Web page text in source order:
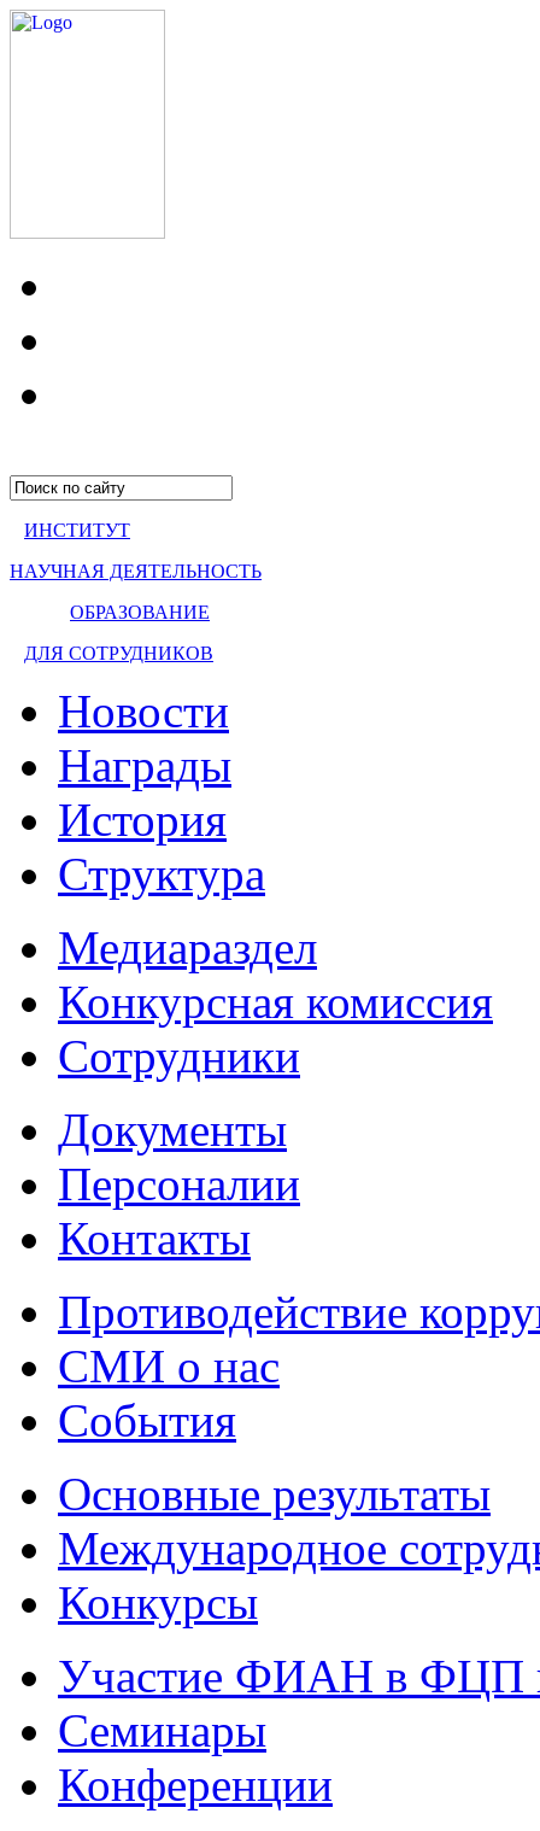
ИНСТИТУТ
НАУЧНАЯ ДЕЯТЕЛЬНОСТЬ
ОБРАЗОВАНИЕ
ДЛЯ СОТРУДНИКОВ
Новости
Награды
История
Структура
Медиараздел
Конкурсная комиссия
Сотрудники
Документы
Персоналии
Контакты
Противодействие
СМИ о нас
События
Основные результаты
Международное
Конкурсы
Участие ФИАН в ФЦП
Семинары
Конференции